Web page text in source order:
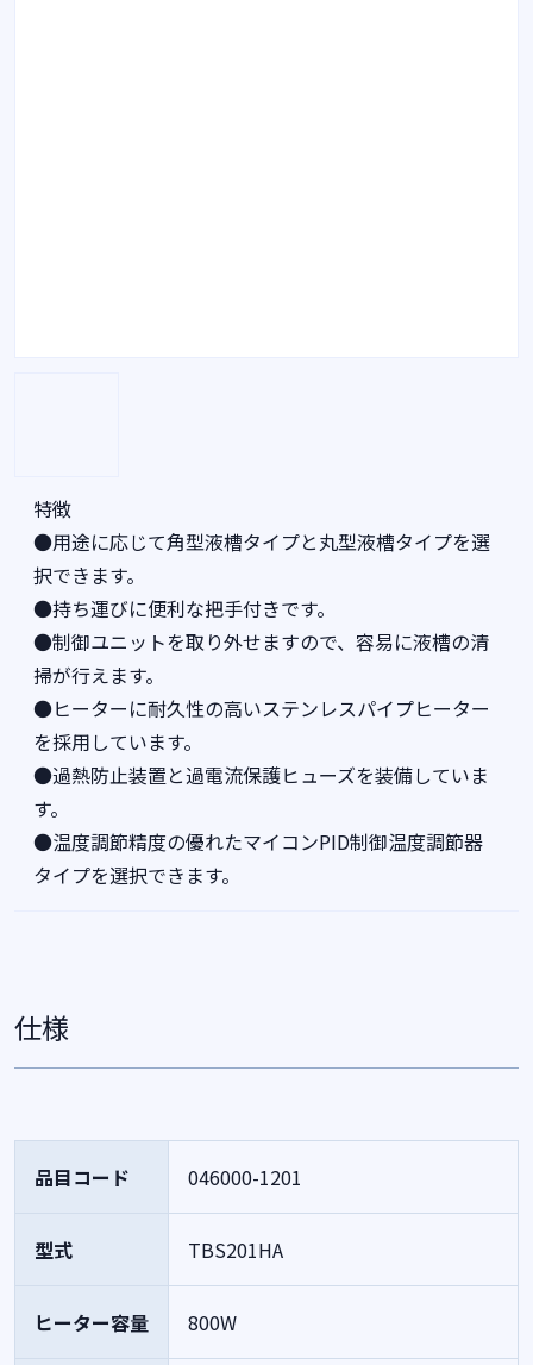
特徴
●用途に応じて角型液槽タイプと丸型液槽タイプを選
択できます。
●持ち運びに便利な把手付きです。
●制御ユニットを取り外せますので、容易に液槽の清
掃が行えます。
●ヒーターに耐久性の高いステンレスパイプヒーター
を採用しています。
●過熱防止装置と過電流保護ヒューズを装備していま
す。
●温度調節精度の優れたマイコンPID制御温度調節器
タイプを選択できます。
仕様
品目コード 046000-1201
型式 TBS201HA
ヒーター容量 800W